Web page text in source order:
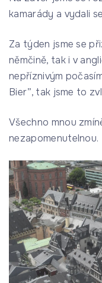
kamarády a vydali
Za týden jsme se
němčině, tak i v
nepříznivým
Bier”, tak jsme to
Všechno mnou
nezapomenutelnou.